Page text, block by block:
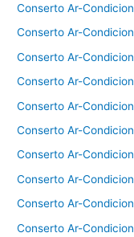
Conserto Ar-
Conserto Ar-
Conserto Ar-
Conserto Ar-
Conserto Ar-
Conserto Ar-
Conserto Ar-
Conserto Ar-
Conserto Ar-
Conserto Ar-